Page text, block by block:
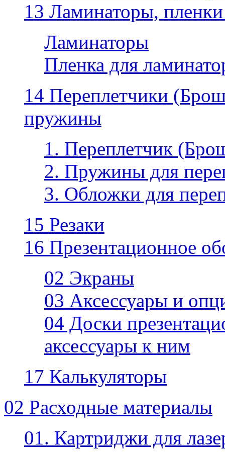
13 Ламинаторы,
Ламинаторы
Пленка для
14 Переплетчики
пружины
1. Переплетчик
2. Пружины для
3. Обложки для
15 Резаки
16 Презентационное
02 Экраны
03 Аксессуары и
04 Доски
аксессуары к ним
17 Калькуляторы
02 Расходные материалы
01. Картриджи для